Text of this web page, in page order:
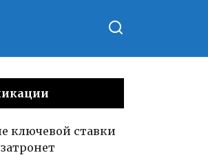
ключевой ставки